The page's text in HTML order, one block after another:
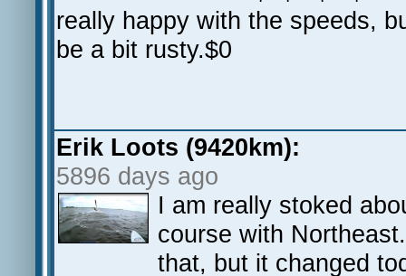
really happy with the speeds,
be a bit rusty.$0
Erik Loots (9420km):
5896 days ago
I am really stoked
course with
that, but it changed